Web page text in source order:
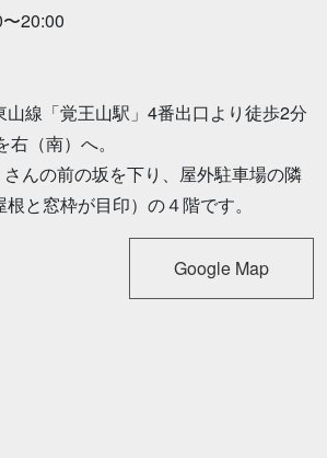
20:00
線「覚王山駅」4番出口より徒歩2分
（南）へ。
んの前の坂を下り、屋外駐車場の隣
と窓枠が目印）の４階です。
Google Map